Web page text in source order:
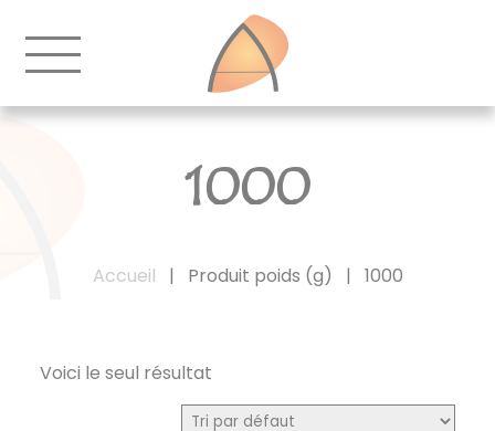
1000
Accueil | Produit poids (g) | 1000
Voici le seul résultat